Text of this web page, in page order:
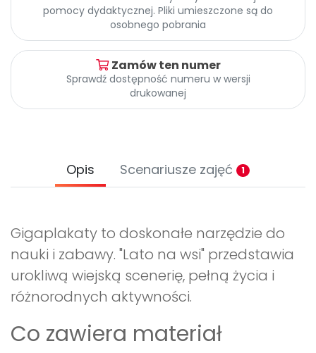
Archiwalne numery
Pomoc
pomocy dydaktycznej. Pliki umieszczone są do
osobnego pobrania
Zamów ten numer
Sprawdź dostępność numeru w wersji
drukowanej
Opis Scenariusze zajęć 1
Gigaplakaty to doskonałe narzędzie do
nauki i zabawy. "Lato na wsi" przedstawia
urokliwą wiejską scenerię, pełną życia i
różnorodnych aktywności.
Co zawiera materiał